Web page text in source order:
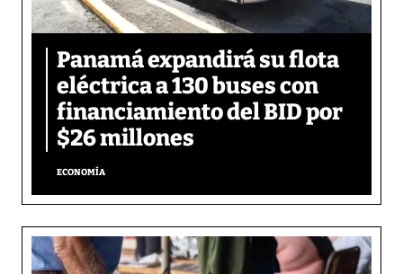
Panamá expandirá su flota
eléctrica a 130 buses con
financiamiento del BID por
$26 millones
ECONOMÍA